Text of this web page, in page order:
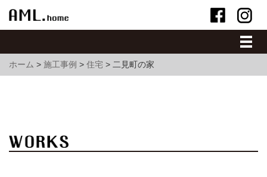
ホーム > 施工事例 > 住宅 > 二見町の家